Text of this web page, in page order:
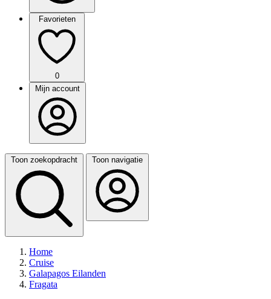
Favorieten
0
Mijn account
Toon zoekopdracht Toon navigatie
Home
Cruise
Galapagos Eilanden
Fragata